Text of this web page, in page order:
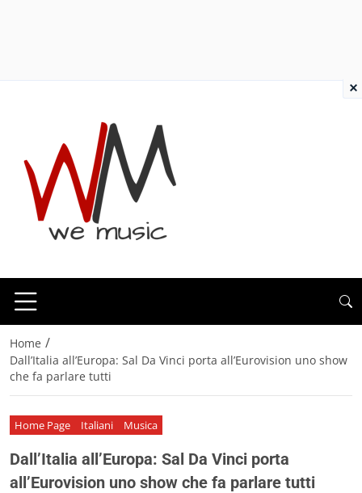
Home /
Dall’Italia all’Europa: Sal Da Vinci porta all’Eurovision uno show
che fa parlare tutti
Home Page Italiani Musica
Dall’Italia all’Europa: Sal Da Vinci porta
all’Eurovision uno show che fa parlare tutti
×